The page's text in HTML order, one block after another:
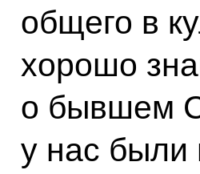
общего в
хорошо
о бывшем
у нас были